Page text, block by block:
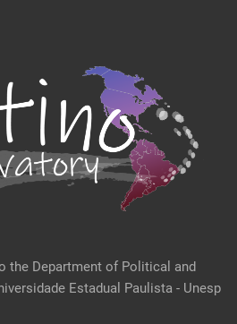
the Department of Political and
Estadual Paulista - Unesp